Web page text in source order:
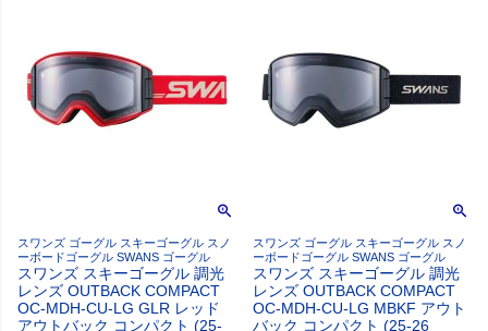
スワンズ ゴーグル スキーゴーグル スノ
ーボードゴーグル SWANS ゴーグル
スワンズ スキーゴーグル 調光
レンズ OUTBACK COMPACT
OC-MDH-CU-LG GLR レッド
アウトバック コンパクト (25-
スワンズ ゴーグル スキーゴーグル スノ
ーボードゴーグル SWANS ゴーグル
スワンズ スキーゴーグル 調光
レンズ OUTBACK COMPACT
OC-MDH-CU-LG MBKF アウト
バック コンパクト (25-26